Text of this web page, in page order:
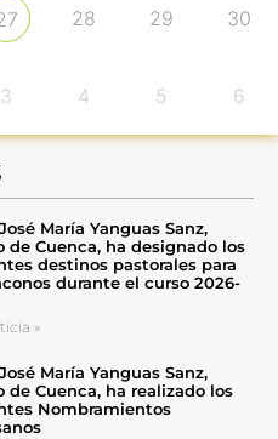
28 29 30
3 4 5 6
María Yanguas Sanz,
de Cuenca, ha designado los
destinos pastorales para
durante el curso 2026-
»
María Yanguas Sanz,
de Cuenca, ha realizado los
Nombramientos